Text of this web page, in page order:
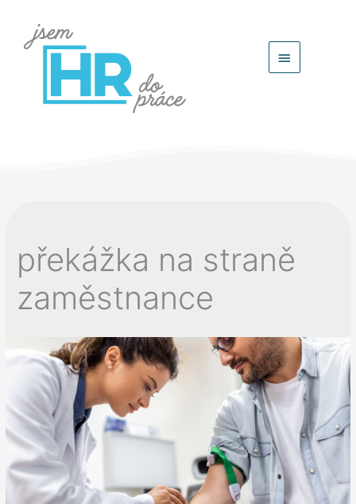
Hlavní
překážka na straně
zaměstnance